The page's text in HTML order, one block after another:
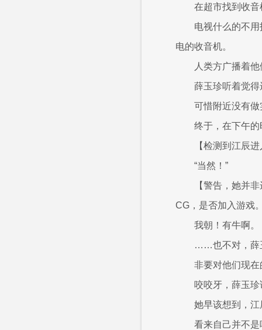
在超市找到收
电视什么的不
电的收音机。
人类方广播着
薛玉珍听着觉
可惜附近没有
终于，在下午
【检测到江辰
“当然！”
【警告，她并
CG，是否加入游戏
我朝！有牛啊。
……也不对，薛
非要对他们现
咬咬牙，薛玉珍
她早该想到，
看来自己并不是